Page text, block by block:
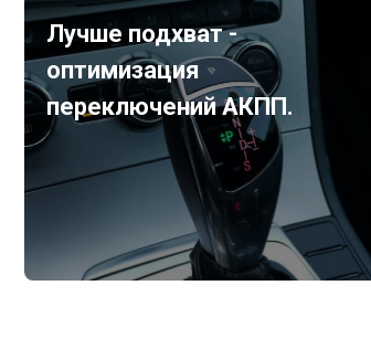
Лучше подхват -
оптимизация
переключений АКПП.